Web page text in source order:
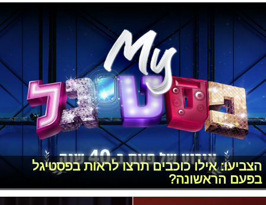
הצביעו: אילו כוכבים תרצו לראות בפסטיגל
בפעם הראשונה?